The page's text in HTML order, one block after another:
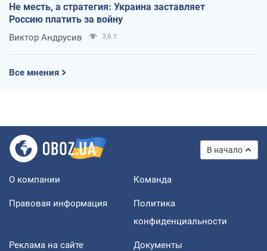
Не месть, а стратегия: Украина заставляет
Россию платить за войну
Виктор Андрусив 3,6 т.
Все мнения
В начало
О компании Команда
Правовая информация
Политика
конфиденциальности
Реклама на сайте Документы